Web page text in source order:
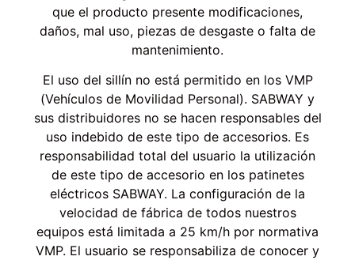
que el producto presente modificaciones,
daños, mal uso, piezas de desgaste o falta de
mantenimiento.
El uso del sillín no está permitido en los VMP
(Vehículos de Movilidad Personal). SABWAY y
sus distribuidores no se hacen responsables del
uso indebido de este tipo de accesorios. Es
responsabilidad total del usuario la utilización
de este tipo de accesorio en los patinetes
eléctricos SABWAY. La configuración de la
velocidad de fábrica de todos nuestros
equipos está limitada a 25 km/h por normativa
VMP. El usuario se responsabiliza de conocer y